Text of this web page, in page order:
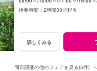
2時間30分程度
詳しくみる
同日開催の他のフェアを見る(5件)